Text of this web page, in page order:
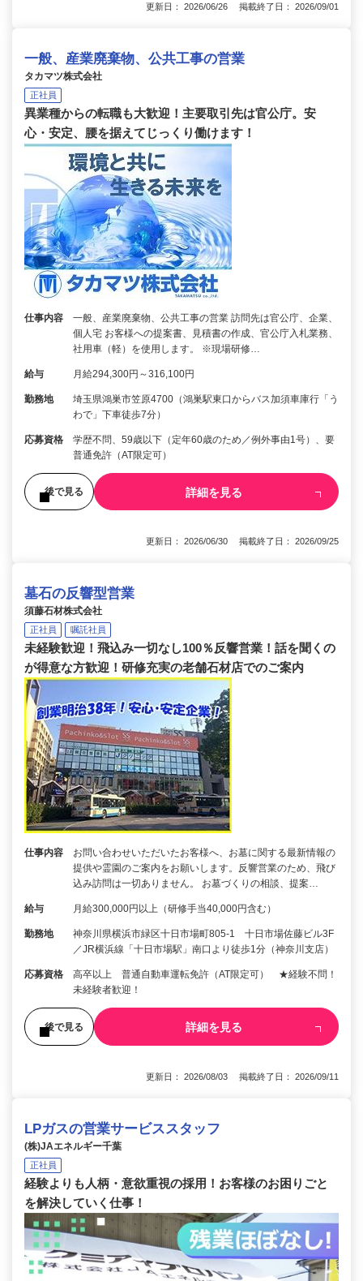
更新日： 2026/06/26 掲載終了日： 2026/09/01
一般、産業廃棄物、公共工事の営業
タカマツ株式会社
正社員
異業種からの転職も大歓迎！主要取引先は官公庁。安
心・安定、腰を据えてじっくり働けます！
仕事内容
一般、産業廃棄物、公共工事の営業 訪問先は官公庁、企業、
個人宅 お客様への提案書、見積書の作成、官公庁入札業務、
社用車（軽）を使用します。 ※現場研修…
給与 月給294,300円～316,100円
勤務地
埼玉県鴻巣市笠原4700（鴻巣駅東口からバス加須車庫行「う
わで」下車徒歩7分）
応募資格
学歴不問、59歳以下（定年60歳のため／例外事由1号）、要
普通免許（AT限定可）
後で見る 詳細を見る
更新日： 2026/06/30 掲載終了日： 2026/09/25
墓石の反響型営業
須藤石材株式会社
正社員 嘱託社員
未経験歓迎！飛込み一切なし100％反響営業！話を聞くの
が得意な方歓迎！研修充実の老舗石材店でのご案内
仕事内容
お問い合わせいただいたお客様へ、お墓に関する最新情報の
提供や霊園のご案内をお願いします。反響営業のため、飛び
込み訪問は一切ありません。 お墓づくりの相談、提案…
給与 月給300,000円以上（研修手当40,000円含む）
勤務地
神奈川県横浜市緑区十日市場町805-1 十日市場佐藤ビル3F
／JR横浜線「十日市場駅」南口より徒歩1分（神奈川支店）
応募資格
高卒以上 普通自動車運転免許（AT限定可） ★経験不問！
未経験者歓迎！
後で見る 詳細を見る
更新日： 2026/08/03 掲載終了日： 2026/09/11
LPガスの営業サービススタッフ
(株)JAエネルギー千葉
正社員
経験よりも人柄・意欲重視の採用！お客様のお困りごと
を解決していく仕事！